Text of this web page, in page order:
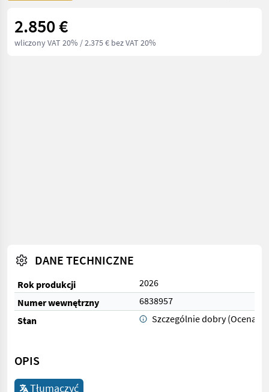
2.850 €
wliczony VAT 20% / 2.375 € bez VAT 20%
DANE TECHNICZNE
Rok produkcji
2026
Numer wewnętrzny
6838957
Stan
Szczególnie dobry (Ocena 1)
OPIS
Tłumaczyć